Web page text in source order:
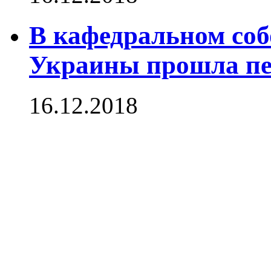
В кафедральном
Украины прошла
16.12.2018